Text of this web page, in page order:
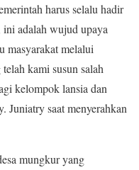
harus selalu hadir
ini adalah wujud upaya
masyarakat melalui
kami susun salah
kelompok lansia dan
Juniatry saat menyerahkan
mungkur yang